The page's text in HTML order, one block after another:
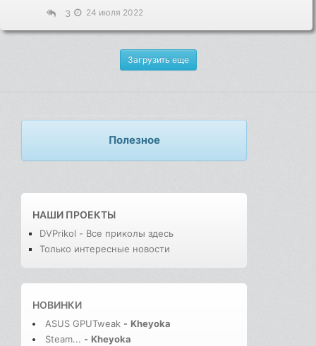
3
24 июля 2022
Загрузить еще
Полезное
НАШИ ПРОЕКТЫ
DVPrikol - Все приколы здесь
Только интересные новости
НОВИНКИ
ASUS GPUTweak - Kheyoka
Steam... - Kheyoka